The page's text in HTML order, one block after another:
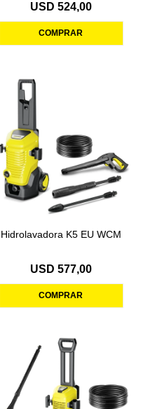
USD 524,00
Hidrolavadora K5 EU WCM
USD 577,00